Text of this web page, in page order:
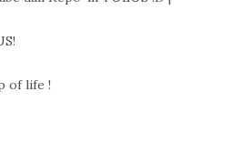
of life !